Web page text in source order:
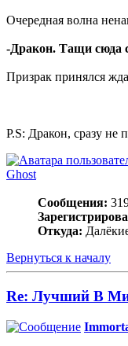
Очередная волна
-Дракон. Тащи сюда
Призрак принялся
P.S: Дракон, сразу не
Ghost
Сообщения:
Откуда:
Вернуться к началу
Re: Лучший В